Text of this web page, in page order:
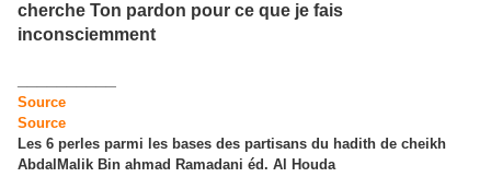
cherche Ton pardon pour ce que je fais
inconsciemment
Source
Source
Les 6 perles parmi les bases des partisans du hadith de cheikh
AbdalMalik Bin ahmad Ramadani éd. Al Houda